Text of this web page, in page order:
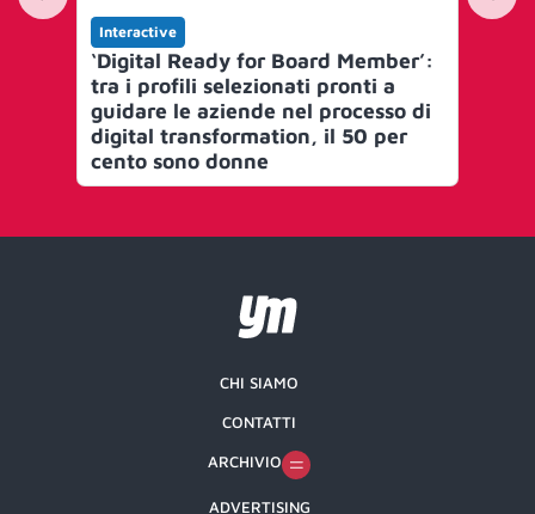
Interactive
‘Digital Ready for Board Member’:
tra i profili selezionati pronti a
guidare le aziende nel processo di
digital transformation, il 50 per
cento sono donne
CHI SIAMO
CONTATTI
ARCHIVIO
ADVERTISING